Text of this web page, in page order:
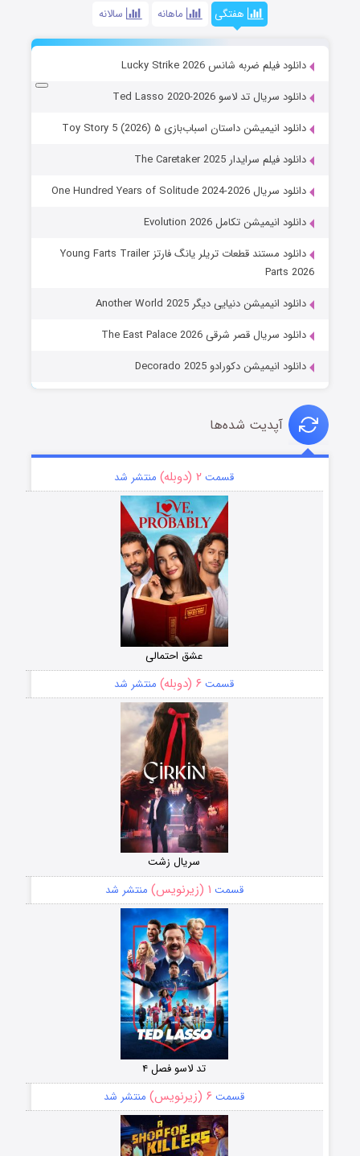
هفتگی ماهانه سالانه
دانلود فیلم ضربه شانس Lucky Strike 2026
دانلود سریال تد لاسو Ted Lasso 2020-2026
دانلود انیمیشن داستان اسباب‌بازی ۵ Toy Story 5 (2026)
دانلود فیلم سرایدار The Caretaker 2025
دانلود سریال One Hundred Years of Solitude 2024-2026
دانلود انیمیشن تکامل Evolution 2026
دانلود مستند قطعات تریلر یانگ فارتز Young Farts Trailer
Parts 2026
دانلود انیمیشن دنیایی دیگر Another World 2025
دانلود سریال قصر شرقی The East Palace 2026
دانلود انیمیشن دکورادو Decorado 2025
آپدیت شده‌ها
قسمت ۲ (دوبله) منتشر شد
عشق احتمالی
قسمت ۶ (دوبله) منتشر شد
سریال زشت
قسمت ۱ (زیرنویس) منتشر شد
تد لاسو فصل ۴
قسمت ۶ (زیرنویس) منتشر شد